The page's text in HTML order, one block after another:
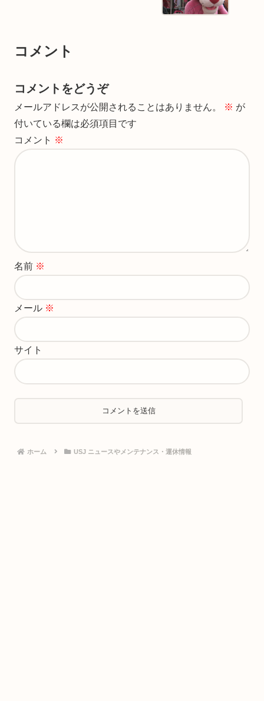
コメント
コメントをどうぞ
メールアドレスが公開されることはありません。 ※ が
付いている欄は必須項目です
コメント ※
名前 ※
メール ※
サイト
ホーム USJ ニュースやメンテナンス・運休情報